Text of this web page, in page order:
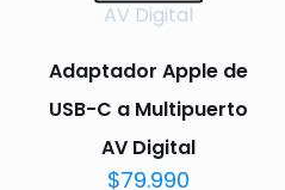
Adaptador Apple de
USB-C a Multipuerto
AV Digital
$79.990